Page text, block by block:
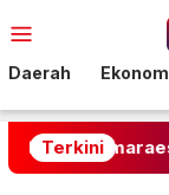
ke
Mobile
Daerah
Terkini
Guimaraes